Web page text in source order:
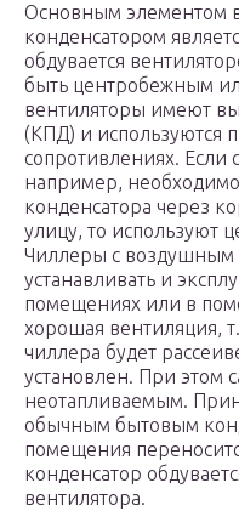
Основным элементом
конденсатором
обдувается
быть центробежным
вентиляторы имеют
(КПД) и используются
сопротивлениях. Если
например, необходимо
конденсатора через
улицу, то используют
Чиллеры с
устанавливать и
помещениях или в
хорошая вентиляция,
чиллера будет
установлен. При этом
неотапливаемым.
обычным бытовым
помещения
конденсатор
вентилятора.